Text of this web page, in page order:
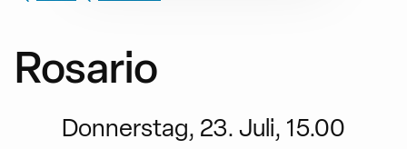
Rosario
Donnerstag, 23. Juli, 15.00